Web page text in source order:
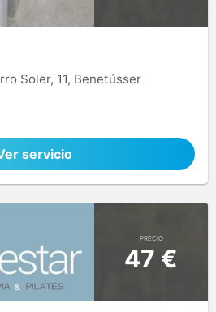
Soler, 11, Benetússer
servicio
PRECIO
47 €